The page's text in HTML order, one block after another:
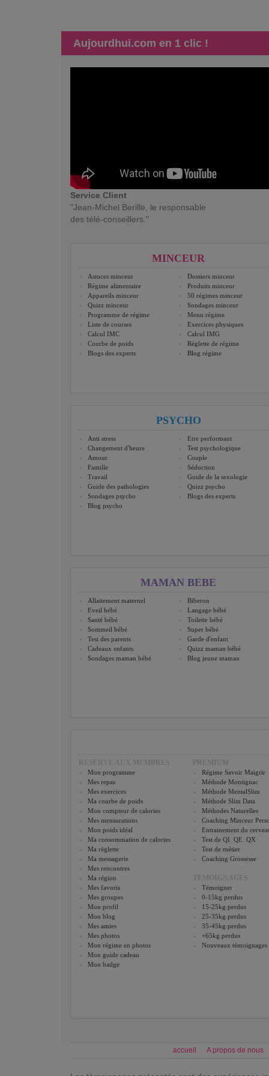
Aujourdhui.com en 1 clic !
Service Client
"Jean-Michel Berille, le responsable
des télé-conseillers."
MINCEUR
Astuces minceur
Dossiers minceur
Régime alimentaire
Produits minceur
Appareils minceur
50 régimes minceur
Quizz minceur
Sondages minceur
Programme de régime
Menu régime
Liste de courses
Exercices physiques
Calcul IMC
Calcul IMG
Courbe de poids
Réglette de régime
Blogs des experts
Blog régime
PSYCHO
Anti stress
Etre performant
Changement d'heure
Test psychologique
Amour
Couple
Famille
Séduction
Travail
Guide de la sexologie
Guide des pathologies
Quizz psycho
Sondages psycho
Blogs des experts
Blog psycho
MAMAN BEBE
Allaitement maternel
Biberon
Eveil bébé
Langage bébé
Santé bébé
Toilette bébé
Sommeil bébé
Super bébé
Test des parents
Garde d'enfant
Cadeaux enfants
Quizz maman bébé
Sondages maman bébé
Blog jeune maman
RESERVE AUX MEMBRES
Mon programme
Mes repas
Mes exercices
Ma courbe de poids
Mon compteur de calories
Mes mensurations
Mon poids idéal
Ma consommation de calories
Ma règlette
Ma messagerie
Mes rencontres
Ma région
Mes favoris
Mes groupes
Mon profil
Mon blog
Mes amies
Mes photos
Mon régime en photos
Mon guide cadeau
Mon badge
PREMIUM
Régime Savoir Maigrir
Méthode Montignac
Méthode MentalSlim
Méthode Slim Data
Méthodes Naturelles
Coaching Minceur
Entrainement du
Test de QI ,QE ,QX
Test de métier
Coaching Grossesse
TEMOIGNAGES
Témoigner
0-15kg perdus
15-25kg perdus
25-35kg perdus
35-45kg perdus
+65kg perdus
Nouveaux témoignages
accueil A propos de nous